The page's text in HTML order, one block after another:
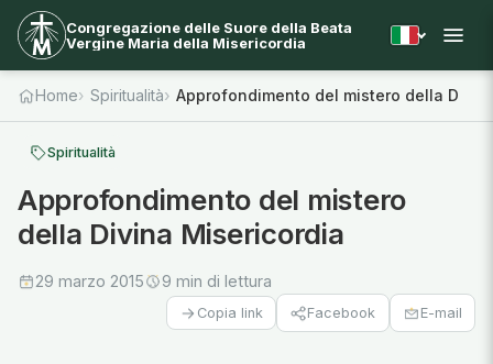
Congregazione delle Suore della Beata
Vergine Maria della Misericordia
Home Spiritualità Approfondimento del mistero della
Spiritualità
Approfondimento del mistero
della Divina Misericordia
29 marzo 2015 9 min di lettura
Copia link Facebook E-mail